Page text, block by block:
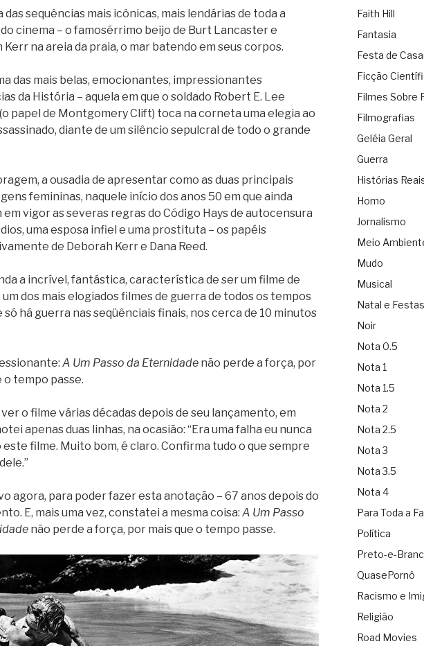
das sequências mais icônicas, mais lendárias de toda a
cinema – o famosérrimo beijo de Burt Lancaster e
Kerr na areia da praia, o mar batendo em seus corpos.
das mais belas, emocionantes, impressionantes
da História – aquela em que o soldado Robert E. Lee
papel de Montgomery Clift) toca na corneta uma elegia ao
diante de um silêncio sepulcral de todo o grande
a ousadia de apresentar como as duas principais
femininas, naquele início dos anos 50 em que ainda
em vigor as severas regras do Código Hays de autocensura
uma esposa infiel e uma prostituta – os papéis
de Deborah Kerr e Dana Reed.
a incrível, fantástica, característica de ser um filme de
um dos mais elogiados filmes de guerra de todos os tempos
só há guerra nas seqüênciais finais, nos cerca de 10 minutos
A Um Passo da Eternidade não perde a força, por
o tempo passe.
ver o filme várias décadas depois de seu lançamento, em
apenas duas linhas, na ocasião: “Era uma falha eu nunca
filme. Muito bom, é claro. Confirma tudo o que sempre
agora, para poder fazer esta anotação – 67 anos depois do
E, mais uma vez, constatei a mesma coisa: A Um Passo
não perde a força, por mais que o tempo passe.
Faith Hill
Fantasia
Festa de
Ficção
Filmes Sobre
Filmografias
Geléia Geral
Guerra
Histórias
Homo
Jornalismo
Meio
Mudo
Musical
Natal e Festas
Noir
Nota 0.5
Nota 1
Nota 1.5
Nota 2
Nota 2.5
Nota 3
Nota 3.5
Nota 4
Para Toda a
Política
Preto-e-
QuasePornô
Racismo e
Religião
Road Movies